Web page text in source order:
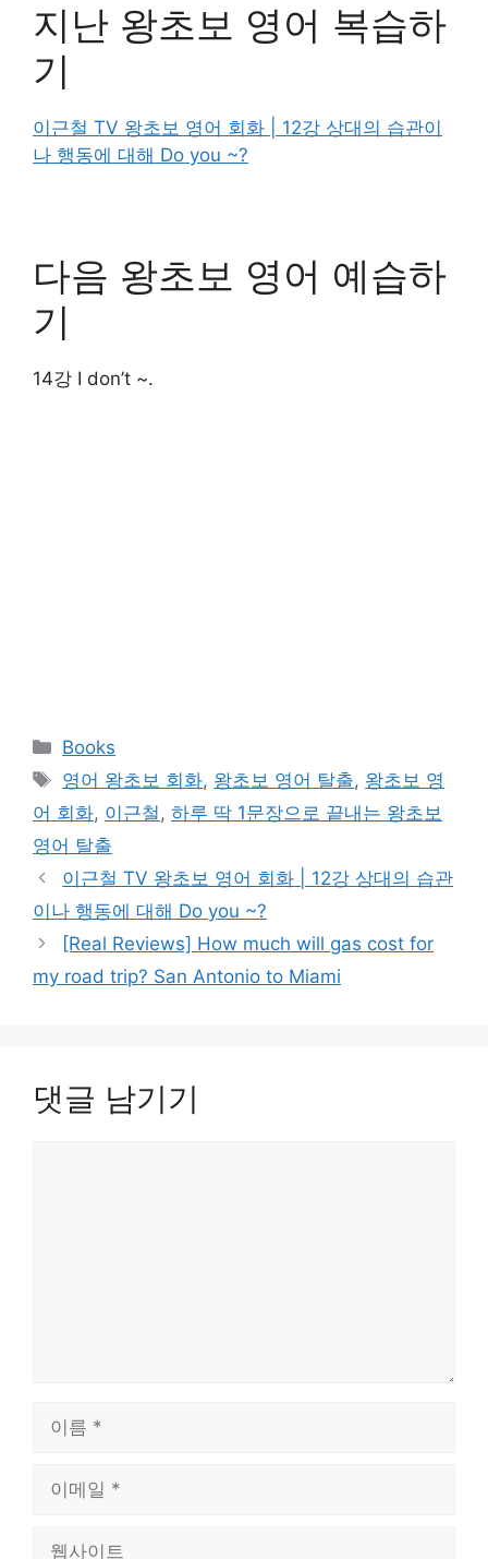
지난 왕초보 영어 복습하
기
이근철 TV 왕초보 영어 회화 | 12강 상대의 습관이
나 행동에 대해 Do you ~?
다음 왕초보 영어 예습하
기
14강 I don’t ~.
카
테
고
리
Books
태
그
영어 왕초보 회화, 왕초보 영어 탈출, 왕초보 영
어 회화, 이근철 , 하루 딱 1문장으로 끝내는 왕초보
영어 탈출
이근철 TV 왕초보 영어 회화 | 12강 상대의 습관
이나 행동에 대해 Do you ~?
[Real Reviews] How much will gas cost for
my road trip? San Antonio to Miami
댓글 남기기